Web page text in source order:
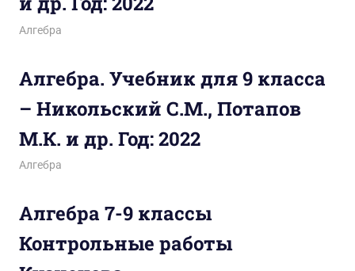
онлайн,
скачать
pdf
18.02.2026
figa
Алгебра
Алгебра. Учебник для 9 класса
– Никольский С.М., Потапов
М.К. и др. Год: 2022
18.02.2026
figa
Алгебра
Алгебра 7-9 классы
Контрольные работы